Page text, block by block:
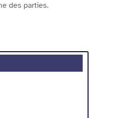
des parties.